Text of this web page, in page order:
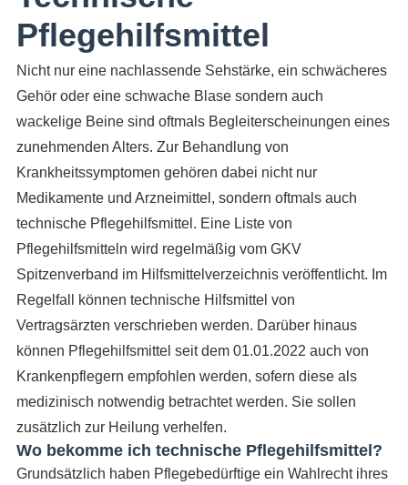
Pflegehilfsmittel
Nicht nur eine nachlassende Sehstärke, ein schwächeres
Gehör oder eine schwache Blase sondern auch
wackelige Beine sind oftmals Begleiterscheinungen eines
zunehmenden Alters. Zur Behandlung von
Krankheitssymptomen gehören dabei nicht nur
Medikamente und Arzneimittel, sondern oftmals auch
technische Pflegehilfsmittel. Eine Liste von
Pflegehilfsmitteln wird regelmäßig vom GKV
Spitzenverband im Hilfsmittelverzeichnis veröffentlicht. Im
Regelfall können technische Hilfsmittel von
Vertragsärzten verschrieben werden. Darüber hinaus
können Pflegehilfsmittel seit dem 01.01.2022 auch von
Krankenpflegern empfohlen werden, sofern diese als
medizinisch notwendig betrachtet werden. Sie sollen
zusätzlich zur Heilung verhelfen.
Wo bekomme ich technische Pflegehilfsmittel?
Grundsätzlich haben Pflegebedürftige ein Wahlrecht ihres